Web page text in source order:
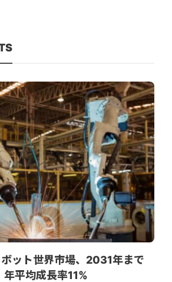
ット世界市場、2031年まで
平均成長率11%